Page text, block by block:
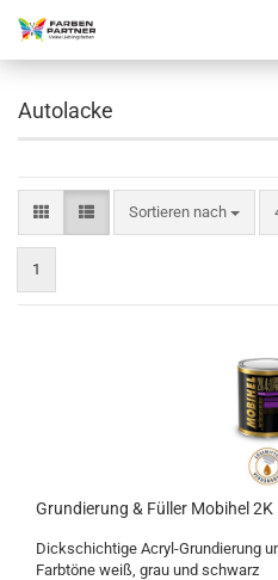
Autolacke
Sortieren nach
Sortieren nach
1
Grundierung & Füller Mobihel
Dickschichtige Acryl-Grundierung
Farbtöne weiß, grau und schwarz